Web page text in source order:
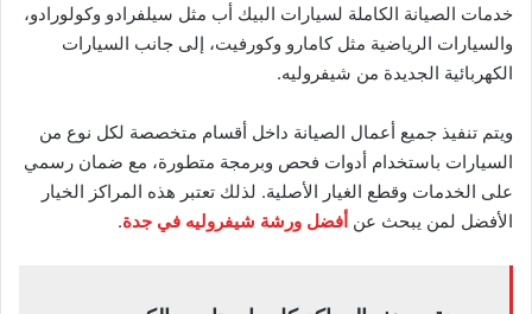
خدمات الصيانة الكاملة لسيارات البيك أب مثل سيلفرادو وكولورادو،
والسيارات الرياضية مثل كامارو وكورفيت، إلى جانب السيارات
الكهربائية الجديدة من شيفروليه.
ويتم تنفيذ جميع أعمال الصيانة داخل أقسام متخصصة لكل نوع من
السيارات باستخدام أدوات فحص وبرمجة متطورة، مع ضمان رسمي
على الخدمات وقطع الغيار الأصلية. لذلك تعتبر هذه المراكز الخيار
الأفضل لمن يبحث عن أفضل ورشة شيفروليه في جدة.